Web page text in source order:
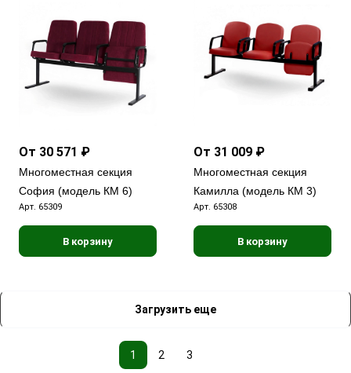
От 30 571 ₽
Многоместная секция
София (модель КМ 6)
Арт. 65309
В корзину
От 31 009 ₽
Многоместная секция
Камилла (модель КМ 3)
Арт. 65308
В корзину
Загрузить еще
1 2 3